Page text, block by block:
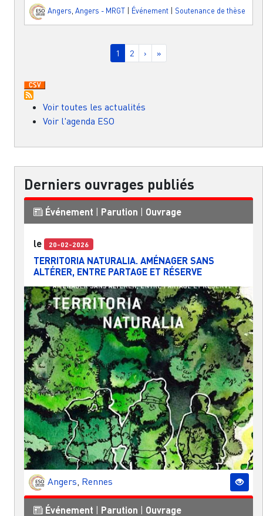
Angers Angers - MRGT Événement Soutenance de thèse
Page courante
1 Page
2 Page suivante
› Dernière page
»
Voir toutes les actualités
Voir l'agenda ESO
Derniers ouvrages publiés
Événement | Parution | Ouvrage
le 20-02-2026
TERRITORIA NATURALIA. AMÉNAGER SANS
ALTÉRER, ENTRE PARTAGE ET RÉSERVE
Angers, Rennes
Événement Parution Ouvrage